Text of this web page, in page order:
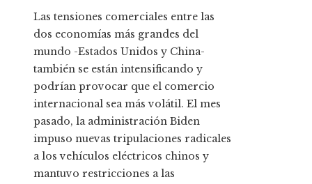
Las tensiones comerciales entre las
dos economías más grandes del
mundo -Estados Unidos y China-
también se están intensificando y
podrían provocar que el comercio
internacional sea más volátil. El mes
pasado, la administración Biden
impuso nuevas tripulaciones radicales
a los vehículos eléctricos chinos y
mantuvo restricciones a las